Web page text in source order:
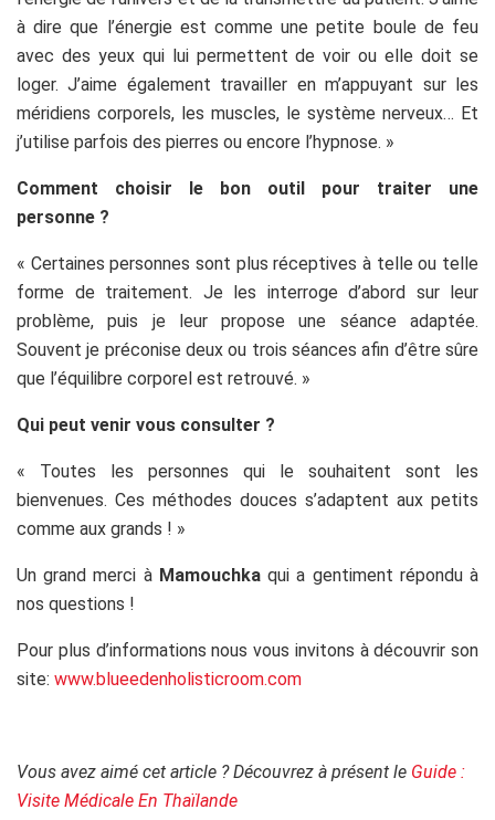
à dire que l’énergie est comme une petite boule de feu
avec des yeux qui lui permettent de voir ou elle doit se
loger. J’aime également travailler en m’appuyant sur les
méridiens corporels, les muscles, le système nerveux… Et
j’utilise parfois des pierres ou encore l’hypnose. »
Comment choisir le bon outil pour traiter une
personne ?
« Certaines personnes sont plus réceptives à telle ou telle
forme de traitement. Je les interroge d’abord sur leur
problème, puis je leur propose une séance adaptée.
Souvent je préconise deux ou trois séances afin d’être sûre
que l’équilibre corporel est retrouvé. »
Qui peut venir vous consulter ?
« Toutes les personnes qui le souhaitent sont les
bienvenues. Ces méthodes douces s’adaptent aux petits
comme aux grands ! »
Un grand merci à Mamouchkaqui a gentiment répondu à
nos questions !
Pour plus d’informations nous vous invitons à découvrir son
site: www.blueedenholisticroom.com
Vous avez aimé cet article ? Découvrez à présent le Guide :
Visite Médicale En Thaïlande